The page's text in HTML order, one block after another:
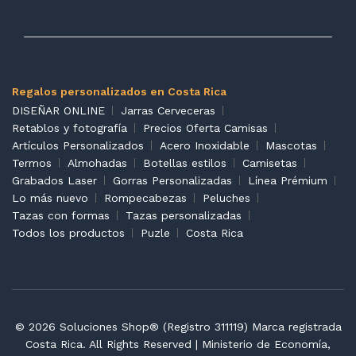
Regalos personalizados en Costa Rica
DISEÑAR ONLINE
Jarras Cerveceras
Retablos y fotografía
Precios Oferta Camisas
Artículos Personalizados
Acero Inoxidable
Mascotas
Termos
Almohadas Botellas estilos
Camisetas
Grabados Laser
Gorras Personalizadas
Línea Prémium
Lo más nuevo
Rompecabezas
Peluches
Tazas con formas
Tazas personalizadas
Todos los productos
Puzle Costa Rica
© 2026 Soluciones Shop® (Registro 311119) Marca registrada
Costa Rica. All Rights Reserved | Ministerio de Economía,